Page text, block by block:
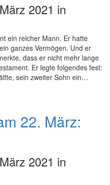
2021 in
ein reicher Mann. Er hatte
ganzes Vermögen. Und er
dass er nicht mehr lange
Er legte folgendes fest:
sein zweiter Sohn ein…
22. März:
2021 in